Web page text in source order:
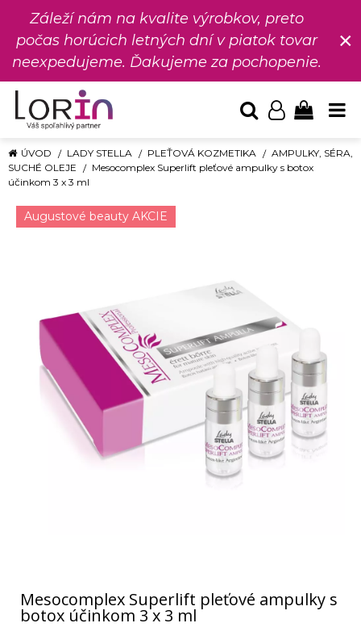
Záleží nám na kvalite výrobkov, preto
počas horúcich letných dní v piatok tovar
neexpedujeme. Ďakujeme za pochopenie.
×
ÚVOD LADY STELLA PLEŤOVÁ KOZMETIKA
AMPULKY, SÉRA,
SUCHÉ OLEJE
Mesocomplex Superlift pleťové ampulky s botox
účinkom 3 x 3 ml
Augustové beauty AKCIE
Mesocomplex Superlift pleťové ampulky s
botox účinkom 3 x 3 ml